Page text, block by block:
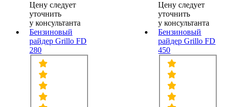
Цену следует
уточнить
у консультанта
Цену следует
уточнить
у консультанта
Бензиновый
райдер Grillo FD
280
Бензиновый
райдер Grillo FD
450